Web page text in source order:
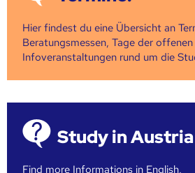
Hier findest du eine Übersicht an
Beratungsmessen, Tage der
Infoveranstaltungen rund um die
Study in Austria
Find more Informations in English,